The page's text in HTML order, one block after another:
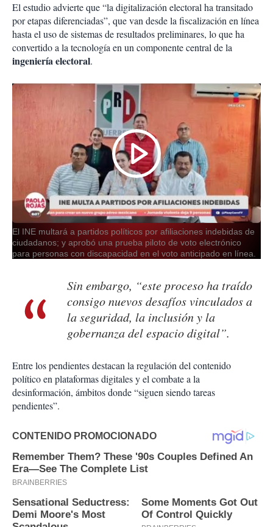
El estudio advierte que “la digitalización electoral ha transitado
por etapas diferenciadas”, que van desde la fiscalización en línea
hasta el uso de sistemas de resultados preliminares, lo que ha
convertido a la tecnología en un componente central de la
ingeniería electoral.
El INE multará a partidos políticos por afiliaciones indebidas de
ciudadanos; y aprobó una prueba piloto de voto electrónico
para personas con discapacidad en el voto anticipado en línea.
Sin embargo, “este proceso ha traído
consigo nuevos desafíos vinculados a
la seguridad, la inclusión y la
gobernanza del espacio digital”.
Entre los pendientes destacan la regulación del contenido
político en plataformas digitales y el combate a la
desinformación, ámbitos donde “siguen siendo tareas
pendientes”.